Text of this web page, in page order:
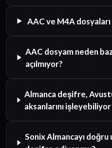
AAC ve M4A
AAC dosyam neden
açılmıyor?
Almanca deşifre,
aksanlarını işleyebiliyor
Sonix Almancayı